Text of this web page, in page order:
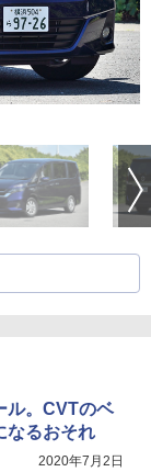
ル。CVTのベ
なるおそれ
2020年7月2日